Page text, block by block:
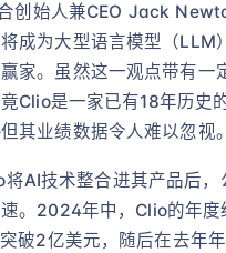
创始人兼CEO Jack
成为大型语言模型（LLM
家。虽然这一观点带有一
Clio是一家已有18年历史
业绩数据令人难以忽视。
AI技术整合进其产品后，
。2024年中，Clio的年度
破2亿美元，随后在去年